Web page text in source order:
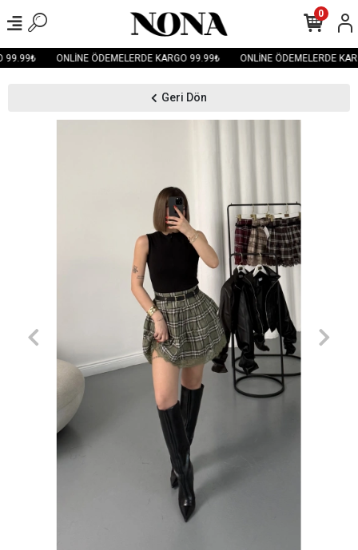
99.99₺ ONLİNE ÖDEMELERDE KARGO 99.99₺ ONLİNE ÖDEMELERDE
0
Geri Dön